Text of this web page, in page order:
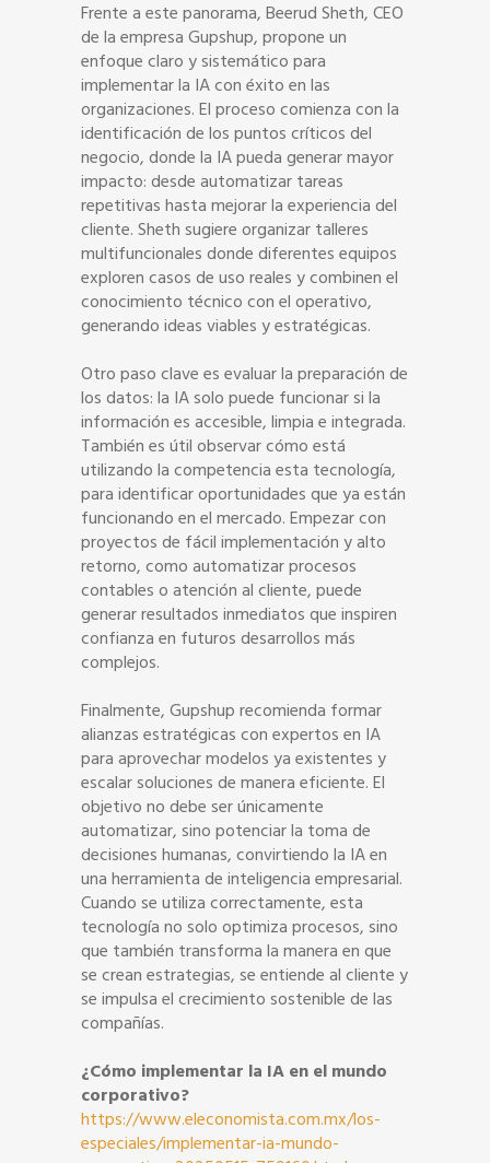
Frente a este panorama, Beerud Sheth, CEO
de la empresa Gupshup, propone un
enfoque claro y sistemático para
implementar la IA con éxito en las
organizaciones. El proceso comienza con la
identificación de los puntos críticos del
negocio, donde la IA pueda generar mayor
impacto: desde automatizar tareas
repetitivas hasta mejorar la experiencia del
cliente. Sheth sugiere organizar talleres
multifuncionales donde diferentes equipos
exploren casos de uso reales y combinen el
conocimiento técnico con el operativo,
generando ideas viables y estratégicas.
Otro paso clave es evaluar la preparación de
los datos: la IA solo puede funcionar si la
información es accesible, limpia e integrada.
También es útil observar cómo está
utilizando la competencia esta tecnología,
para identificar oportunidades que ya están
funcionando en el mercado. Empezar con
proyectos de fácil implementación y alto
retorno, como automatizar procesos
contables o atención al cliente, puede
generar resultados inmediatos que inspiren
confianza en futuros desarrollos más
complejos.
Finalmente, Gupshup recomienda formar
alianzas estratégicas con expertos en IA
para aprovechar modelos ya existentes y
escalar soluciones de manera eficiente. El
objetivo no debe ser únicamente
automatizar, sino potenciar la toma de
decisiones humanas, convirtiendo la IA en
una herramienta de inteligencia empresarial.
Cuando se utiliza correctamente, esta
tecnología no solo optimiza procesos, sino
que también transforma la manera en que
se crean estrategias, se entiende al cliente y
se impulsa el crecimiento sostenible de las
compañías.
¿Cómo implementar la IA en el mundo
corporativo?
https://www.eleconomista.com.mx/los-
especiales/implementar-ia-mundo-